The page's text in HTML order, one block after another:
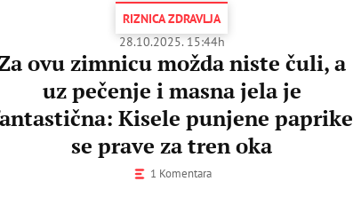
RIZNICA ZDRAVLJA
28.10.2025. 15:44h
ovu zimnicu možda niste čuli, a
uz pečenje i masna jela je
Kisele punjene paprike
se prave za tren oka
1 Komentara